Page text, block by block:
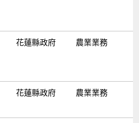
花蓮縣政府 農業業務
花蓮縣政府 農業業務